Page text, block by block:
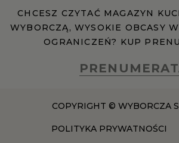
RZESZÓW
SOSNOWIEC
SZCZECIN
CHCESZ CZYTAĆ MAGAZYN
WYBORCZĄ, WYSOKIE OBCASY
OGRANICZEŃ? KUP
COPYRIGHT © WYBORCZA
POLITYKA PRYWATNOŚCI